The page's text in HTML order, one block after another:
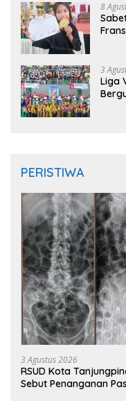
8
3
Liga
PERISTIWA
3 Agustus 2026
RSUD Kota
Sebut Penanganan